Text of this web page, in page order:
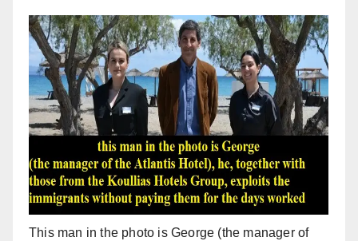
This man in the photo is George (the manager of